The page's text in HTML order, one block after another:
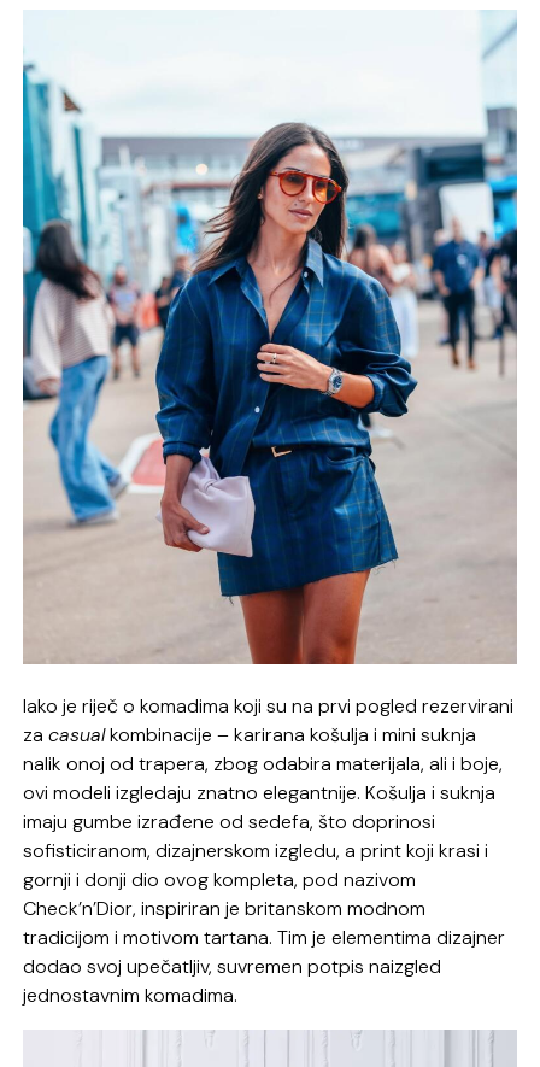
Iako je riječ o komadima koji su na prvi pogled rezervirani
zacasualkombinacije – karirana košulja i mini suknja
nalik onoj od trapera, zbog odabira materijala, ali i boje,
ovi modeli izgledaju znatno elegantnije. Košulja i suknja
imaju gumbe izrađene od sedefa, što doprinosi
sofisticiranom, dizajnerskom izgledu, a print koji krasi i
gornji i donji dio ovog kompleta, pod nazivom
Check’n’Dior, inspiriran je britanskom modnom
tradicijom i motivom tartana. Tim je elementima dizajner
dodao svoj upečatljiv, suvremen potpis naizgled
jednostavnim komadima.